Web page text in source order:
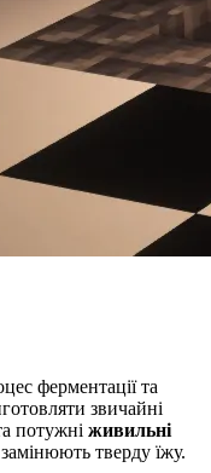
ферментації та
звичайні
потужні живильні
тверду їжу.